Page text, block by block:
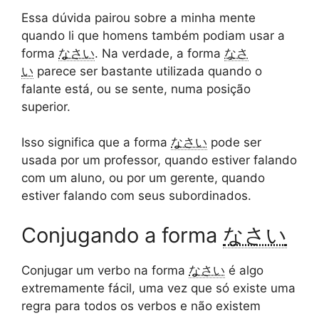
Essa dúvida pairou sobre a minha mente
quando li que homens também podiam usar a
forma なさい. Na verdade, a forma なさ
い parece ser bastante utilizada quando o
falante está, ou se sente, numa posição
superior.
Isso significa que a forma なさい pode ser
usada por um professor, quando estiver falando
com um aluno, ou por um gerente, quando
estiver falando com seus subordinados.
Conjugando a forma なさい
Conjugar um verbo na forma なさい é algo
extremamente fácil, uma vez que só existe uma
regra para todos os verbos e não existem